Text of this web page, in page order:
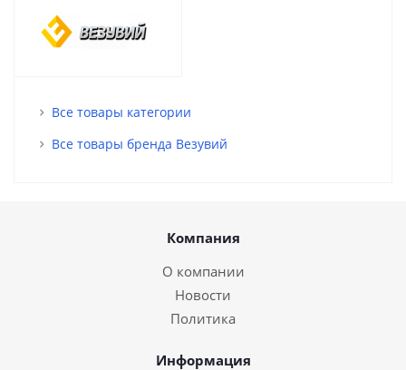
Все товары категории
Все товары бренда Везувий
Компания
О компании
Новости
Политика
Информация